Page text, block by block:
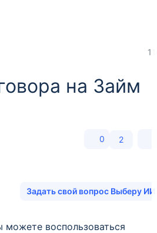
114
на Займ
0 2
Задать свой вопрос Выберу ИИ
воспользоваться